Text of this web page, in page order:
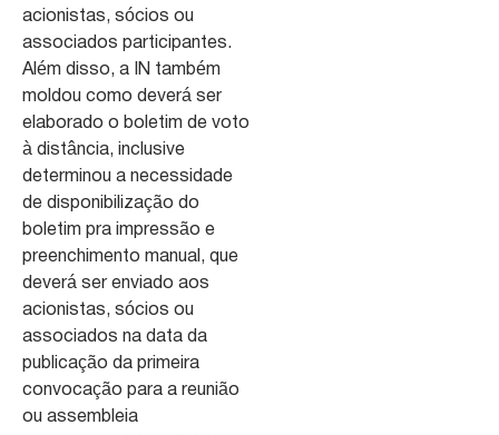
acionistas, sócios ou
associados participantes.
Além disso, a IN também
moldou como deverá ser
elaborado o boletim de voto
à distância, inclusive
determinou a necessidade
de disponibilização do
boletim pra impressão e
preenchimento manual, que
deverá ser enviado aos
acionistas, sócios ou
associados na data da
publicação da primeira
convocação para a reunião
ou assembleia